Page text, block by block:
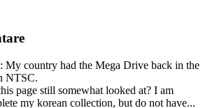
: My country had the Mega Drive back in the
NTSC.
page still somewhat looked at? I am
my korean collection, but do not have...